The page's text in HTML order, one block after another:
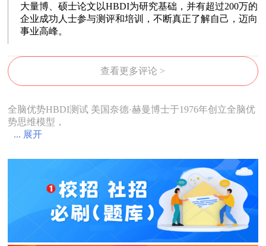
大量博、硕士论文以HBDI为研究基础，并有超过200万的
企业成功人士参与测评和培训，不断真正了解自己，迈向
事业高峰。
查看更多评论 >
全脑优势HBDI测试 美国奈德·赫曼博士于1976年创立全脑优
势思维模型，
... 展开